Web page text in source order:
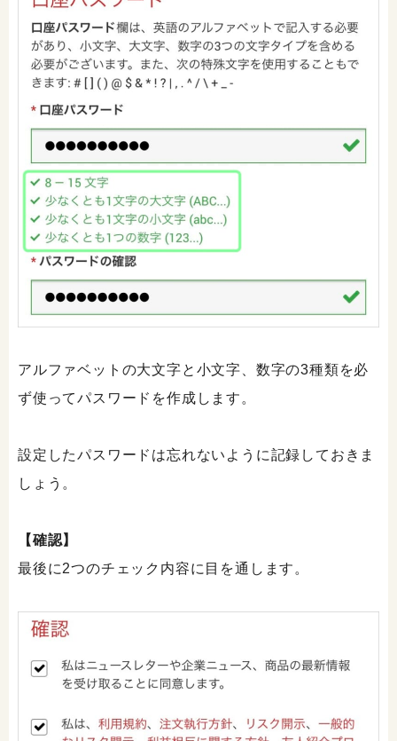
アルファベットの大文字と小文字、数字の3種類を必
ず使ってパスワードを作成します。
設定したパスワードは忘れないように記録しておきま
しょう。
【確認】
最後に2つのチェック内容に目を通します。